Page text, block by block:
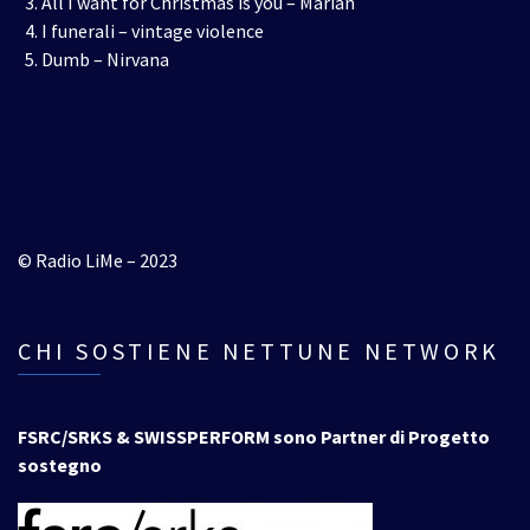
I funerali – vintage violence
Dumb – Nirvana
© Radio LiMe – 2023
CHI SOSTIENE NETTUNE NETWORK
FSRC/SRKS & SWISSPERFORM sono Partner di Progetto
sostegno